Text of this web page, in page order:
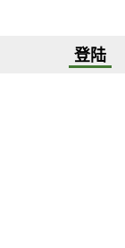
登陆